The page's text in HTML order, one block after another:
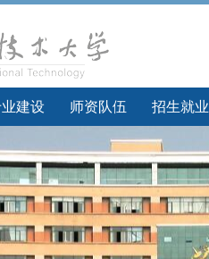
建设 师资队伍 招生就业